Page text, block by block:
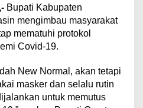
Bupati Kabupaten
mengimbau masyarakat
mematuhi protokol
Covid-19.
New Normal, akan tetapi
masker dan selalu rutin
untuk memutus